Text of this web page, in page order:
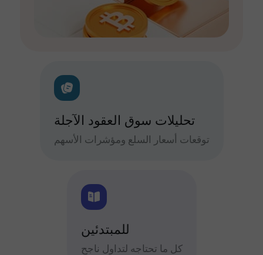
تحليلات سوق العقود الآجلة
توقعات أسعار السلع ومؤشرات الأسهم
للمبتدئين
كل ما تحتاجه لتداول ناجح